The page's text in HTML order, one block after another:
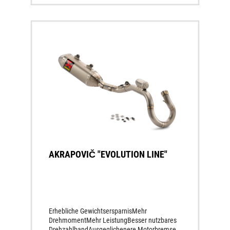
AKRAPOVIČ "EVOLUTION LINE"
Erhebliche GewichtsersparnisMehr
DrehmomentMehr LeistungBesser nutzbares